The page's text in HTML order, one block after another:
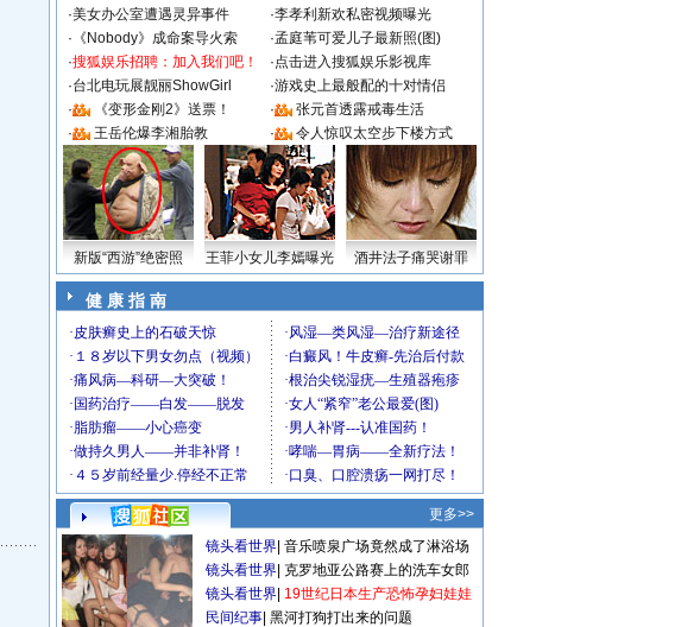
·美女办公室遭遇灵异事件 ·李孝利新欢私密视频曝光
· 《Nobody》成命案导火索 ·孟庭苇可爱儿子最新照(图)
·搜狐娱乐招聘：加入我们吧！ ·点击进入搜狐娱乐影视库
·台北电玩展靓丽ShowGirl ·游戏史上最般配的十对情侣
·
《变形金刚2》送票！ ·
张元首透露戒毒生活
·
王岳伦爆李湘胎教 · 令人惊叹太空步下楼方式
新版“西游”绝密照 王菲小女儿李嫣曝光 酒井法子痛哭谢罪
健 康 指 南
更多>>
镜头看世界 音乐喷泉广场竟然成了淋浴场
镜头看世界 克罗地亚公路赛上的洗车女郎
镜头看世界 19世纪日本生产恐怖孕妇娃娃
民间纪事 黑河打狗打出来的问题